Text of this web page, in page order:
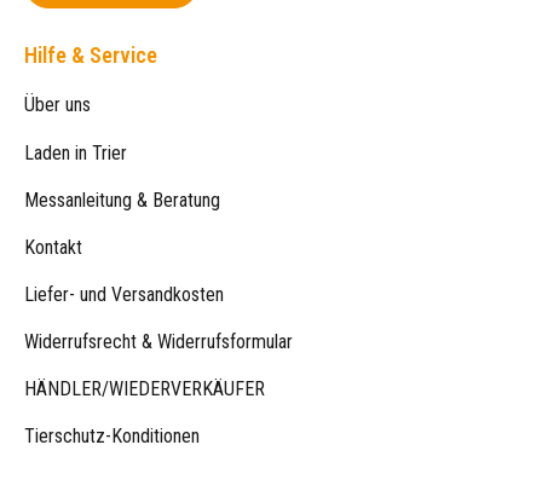
Hilfe & Service
Über uns
Laden in Trier
Messanleitung & Beratung
Kontakt
Liefer- und Versandkosten
Widerrufsrecht & Widerrufsformular
HÄNDLER/WIEDERVERKÄUFER
Tierschutz-Konditionen